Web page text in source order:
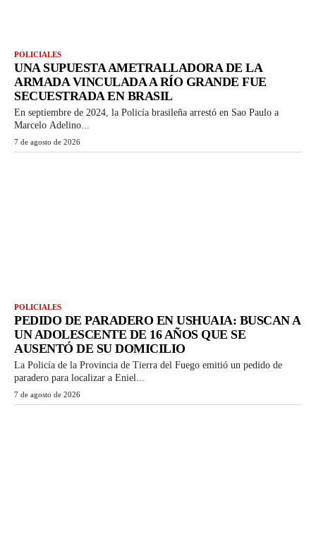
POLICIALES
UNA SUPUESTA AMETRALLADORA DE LA
ARMADA VINCULADA A RÍO GRANDE FUE
SECUESTRADA EN BRASIL
En septiembre de 2024, la Policía brasileña arrestó en Sao Paulo a
Marcelo Adelino...
7 de agosto de 2026
POLICIALES
PEDIDO DE PARADERO EN USHUAIA: BUSCAN A
UN ADOLESCENTE DE 16 AÑOS QUE SE
AUSENTÓ DE SU DOMICILIO
La Policía de la Provincia de Tierra del Fuego emitió un pedido de
paradero para localizar a Eniel...
7 de agosto de 2026